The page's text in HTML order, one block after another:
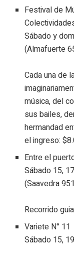
Festival de
Sábado y
(Almafuerte
Cada una de
música, del
sus bailes,
hermandad
el ingreso:
Entre el
Sábado 15,
(Saavedra
Recorrido
Variete N° 11
Sábado 15,